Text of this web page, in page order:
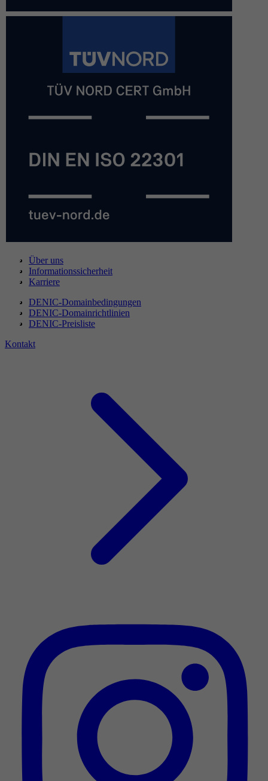
Über uns
Informationssicherheit
Karriere
DENIC-Domainbedingungen
DENIC-Domainrichtlinien
DENIC-Preisliste
Kontakt